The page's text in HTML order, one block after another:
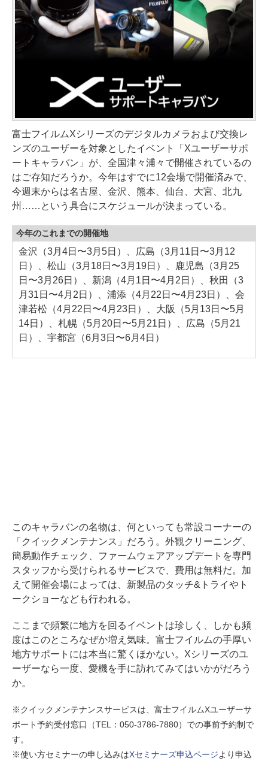
富士フイルムXシリーズのデジタルカメラおよび交換レ
ンズのユーザーを対象としたイベント「Xユーザーサポ
ートキャラバン」が、全国津々浦々で開催されているの
はご存知だろうか。今年はすでに12会場で開催済みで、
今週末からは名古屋、金沢、熊本、仙台、大宮、北九
州……という具合にスケジュールが決まっている。
今年のこれまでの開催地
金沢（3月4日〜3月5日）、広島（3月11日〜3月12
日）、松山（3月18日〜3月19日）、鹿児島（3月25
日〜3月26日）、新潟（4月1日〜4月2日）、秋田（3
月31日〜4月2日）、浦添（4月22日〜4月23日）、会
津若松（4月22日〜4月23日）、大阪（5月13日〜5月
14日）、札幌（5月20日〜5月21日）、広島（5月21
日）、宇都宮（6月3日〜6月4日）
このキャラバンの名物は、何といっても常設コーナーの
「クイックメンテナンス」だろう。外観クリーニング、
簡易動作チェック、ファームウェアアップデートを専門
スタッフから受けられるサービスで、費用は無料だ。加
えて開催会場によっては、新製品のタッチ&トライやト
ークショーなども行われる。
ここまで頻繁に地方を回るイベントは珍しく、しかも頻
度はこのところなぜか増え気味。富士フイルムの手厚い
地方サポートには本当に驚くほかない。Xシリーズのユ
ーザーなら一度、愛機を手に訪れてみてはいかがだろう
か。
※クイックメンテナンスサービスは、富士フイルムXユーザーサ
ポート予約受付窓口（TEL：050-3786-7880）での事前予約制で
す。
※使い方セミナーの申し込みはXセミナーズ申込ページ より申込